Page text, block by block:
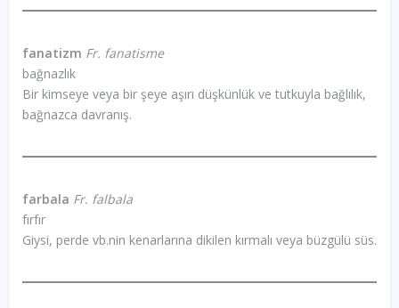
fanatizm Fr. fanatisme
bağnazlık
Bir kimseye veya bir şeye aşırı düşkünlük ve tutkuyla bağlılık,
bağnazca davranış.
farbala Fr. falbala
fırfır
Giysi, perde vb.nin kenarlarına dikilen kırmalı veya büzgülü süs.